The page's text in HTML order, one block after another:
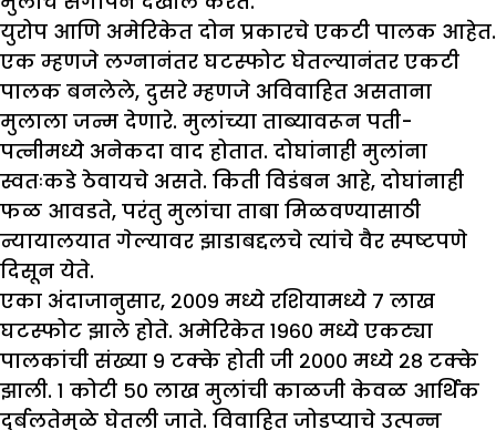
युरोप आणि अमेरिकेत दोन प्रकारचे एकटी पालक आहेत.
एक म्हणजे लग्नानंतर घटस्फोट घेतल्यानंतर एकटी
पालक बनलेले, दुसरे म्हणजे अविवाहित असताना
मुलाला जन्म देणारे. मुलांच्या ताब्यावरून पती-
पत्नीमध्ये अनेकदा वाद होतात. दोघांनाही मुलांना
स्वतःकडे ठेवायचे असते. किती विडंबन आहे, दोघांनाही
फळ आवडते, परंतु मुलांचा ताबा मिळवण्यासाठी
न्यायालयात गेल्यावर झाडाबद्दलचे त्यांचे वैर स्पष्टपणे
दिसून येते.
एका अंदाजानुसार, २००९ मध्ये रशियामध्ये ७ लाख
घटस्फोट झाले होते. अमेरिकेत १९६० मध्ये एकट्या
पालकांची संख्या ९ टक्के होती जी २००० मध्ये २८ टक्के
झाली. १ कोटी ५० लाख मुलांची काळजी केवळ आर्थिक
दुर्बलतेमुळे घेतली जाते. विवाहित जोडप्याचे उत्पन्न